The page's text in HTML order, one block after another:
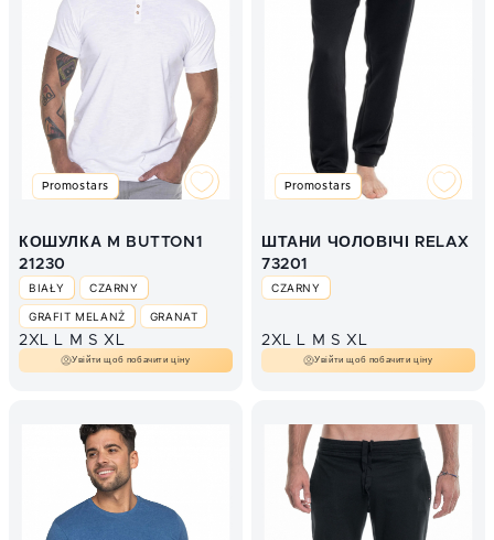
POPIELATY SZARY MELANŻ
TURKUSOWY
ZIELONY KELLY
ZIELONY NEON ŻÓŁTY
Promostars
КОШУЛКА M BUTTON1
21230
BIAŁY CZARNY
GRAFIT MELANŻ GRANAT
2XL L M S XL
Увійти щоб побачити ціну
Promostars
ШТАНИ ЧОЛОВІЧІ RELAX
73201
CZARNY
2XL L M S XL
Увійти щоб побачити ціну